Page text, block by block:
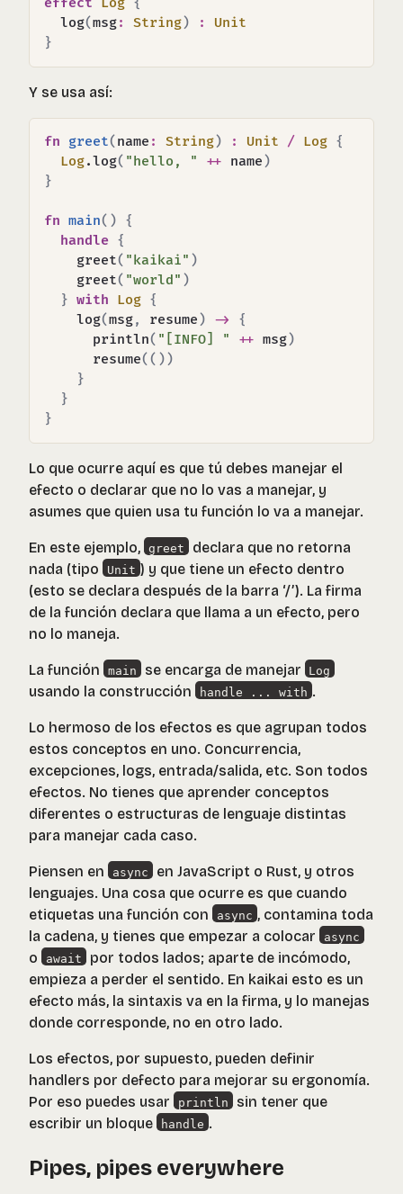
effect Log {
  log
(msg: String) :
Unit
}
Y se usa así:
fn greet(name : String) : Unit / Log {
Log.log( "hello, " ++ name)
}
fn main( ) {
handle {
    greet
( "kaikai" )
    greet
( "world" )
} with Log {
    log
(msg, resume) -> {
      println
( "[INFO] " ++ msg)
      resume
(( ))
}
}
}
Lo que ocurre aquí es que tú debes manejar el
efecto o declarar que no lo vas a manejar, y
asumes que quien usa tu función lo va a manejar.
En este ejemplo, greet
declara que no retorna
nada (tipo
Unit ) y que tiene un efecto dentro
(esto se declara después de la barra ‘/’). La firma
de la función declara que llama a un efecto, pero
no lo maneja.
La función main se encarga de manejar Log
usando la construcción handle ... with .
Lo hermoso de los efectos es que agrupan todos
estos conceptos en uno. Concurrencia,
excepciones, logs, entrada/salida, etc. Son todos
efectos. No tienes que aprender conceptos
diferentes o estructuras de lenguaje distintas
para manejar cada caso.
Piensen en async
en JavaScript o Rust, y otros
lenguajes. Una cosa que ocurre es que cuando
etiquetas una función con
async , contamina toda
la cadena, y tienes que empezar a colocar
async
o await
por todos lados; aparte de incómodo,
empieza a perder el sentido. En kaikai esto es un
efecto más, la sintaxis va en la firma, y lo manejas
donde corresponde, no en otro lado.
Los efectos, por supuesto, pueden definir
handlers por defecto para mejorar su ergonomía.
Por eso puedes usar
println
sin tener que
escribir un bloque
handle .
Pipes, pipes everywhere